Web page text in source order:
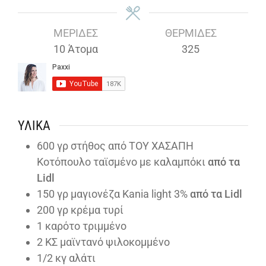
ΜΕΡΊΔΕΣ
10 Άτομα
ΘΕΡΜΊΔΕΣ
325
ΥΛΙΚΆ
600 γρ στήθος από ΤΟΥ ΧΑΣΑΠΗ
Κοτόπουλο ταϊσμένο με καλαμπόκι από τα
Lidl
150 γρ μαγιονέζα Kania light 3%από τα Lidl
200 γρ κρέμα τυρί
1 καρότο τριμμένο
2 ΚΣ μαϊντανό ψιλοκομμένο
1/2 κγ αλάτι